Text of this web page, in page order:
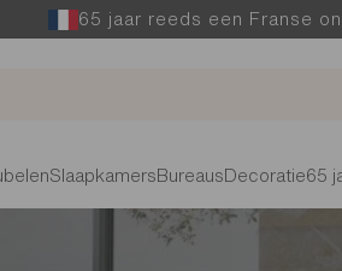
65 jaar reeds een Franse
Slaapkamers Bureaus Decoratie65